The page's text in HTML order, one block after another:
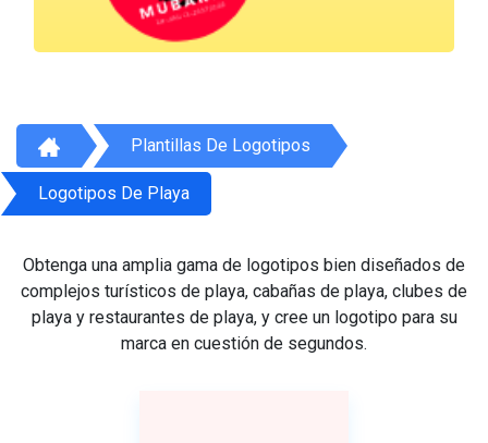
Plantillas De Logotipos
Logotipos De Playa
Obtenga una amplia gama de logotipos bien diseñados de
complejos turísticos de playa, cabañas de playa, clubes de
playa y restaurantes de playa, y cree un logotipo para su
marca en cuestión de segundos.